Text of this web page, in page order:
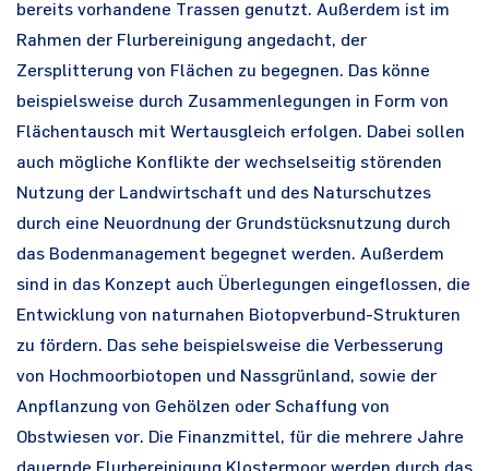
bereits vorhandene Trassen genutzt. Außerdem ist im
Rahmen der Flurbereinigung angedacht, der
Zersplitterung von Flächen zu begegnen. Das könne
beispielsweise durch Zusammenlegungen in Form von
Flächentausch mit Wertausgleich erfolgen. Dabei sollen
auch mögliche Konflikte der wechselseitig störenden
Nutzung der Landwirtschaft und des Naturschutzes
durch eine Neuordnung der Grundstücksnutzung durch
das Bodenmanagement begegnet werden. Außerdem
sind in das Konzept auch Überlegungen eingeflossen, die
Entwicklung von naturnahen Biotopverbund-Strukturen
zu fördern. Das sehe beispielsweise die Verbesserung
von Hochmoorbiotopen und Nassgrünland, sowie der
Anpflanzung von Gehölzen oder Schaffung von
Obstwiesen vor. Die Finanzmittel, für die mehrere Jahre
dauernde Flurbereinigung Klostermoor werden durch das